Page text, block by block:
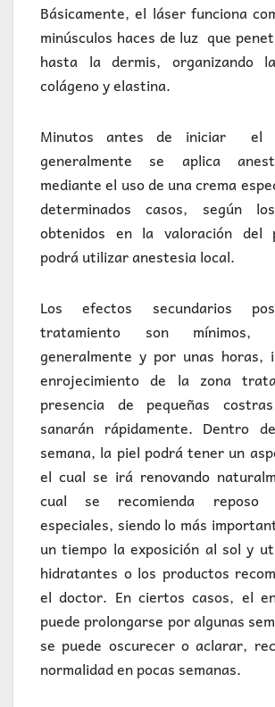
Básicamente, el láser funciona
minúsculos haces de luz que
hasta la dermis, organizando
colágeno y elastina.
Minutos antes de iniciar el
generalmente se aplica
mediante el uso de una crema
determinados casos, según
obtenidos en la valoración del
podrá utilizar anestesia local.
Los efectos secundarios
tratamiento son mínimos,
generalmente y por unas horas,
enrojecimiento de la zona
presencia de pequeñas
sanarán rápidamente. Dentro
semana, la piel podrá tener un
el cual se irá renovando
cual se recomienda reposo
especiales, siendo lo más
un tiempo la exposición al sol y
hidratantes o los productos
el doctor. En ciertos casos, el
puede prolongarse por algunas
se puede oscurecer o aclarar,
normalidad en pocas semanas.